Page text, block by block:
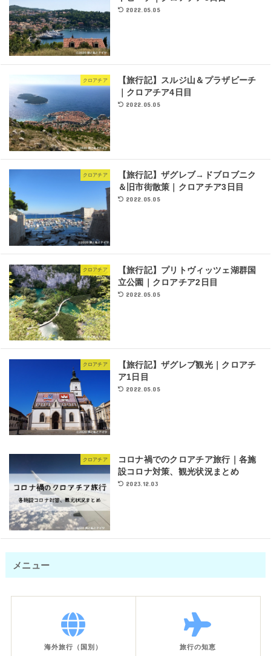
2022.05.05
クロアチア
【旅行記】スルジ山＆プラザビーチ
｜クロアチア4日目
2022.05.05
クロアチア
【旅行記】ザグレブ→ドブロブニク
＆旧市街散策｜クロアチア3日目
2022.05.05
クロアチア
【旅行記】プリトヴィッツェ湖群国
立公園｜クロアチア2日目
2022.05.05
クロアチア
【旅行記】ザグレブ観光｜クロアチ
ア1日目
2022.05.05
クロアチア
コロナ禍でのクロアチア旅行｜各施
設コロナ対策、観光状況まとめ
2023.12.03
メニュー
海外旅行（国別） 旅行の知恵